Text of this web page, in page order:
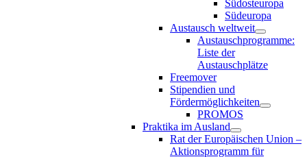
Südosteuropa
Südeuropa
Austausch weltweit
Austauschprogramme:
Liste der
Austauschplätze
Freemover
Stipendien und
Fördermöglichkeiten
PROMOS
Praktika im Ausland
Rat der Europäischen Union –
Aktionsprogramm für